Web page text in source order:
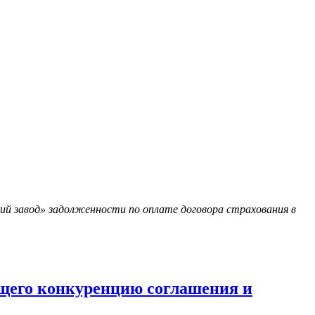
завод» задолженности по оплате договора страхования в
конкуренцию соглашения и